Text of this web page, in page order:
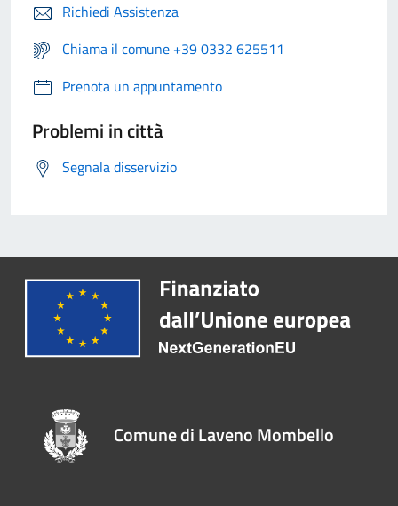
Richiedi Assistenza
Chiama il comune +39 0332 625511
Prenota un appuntamento
Problemi in città
Segnala disservizio
Comune di Laveno Mombello